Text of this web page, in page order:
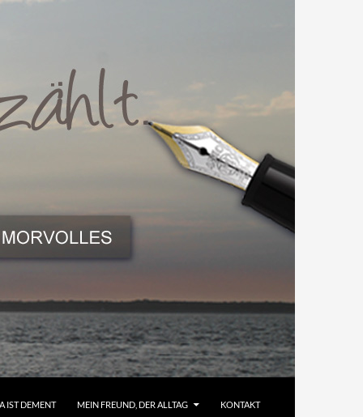
IST DEMENT MEIN FREUND, DER ALLTAG KONTAKT